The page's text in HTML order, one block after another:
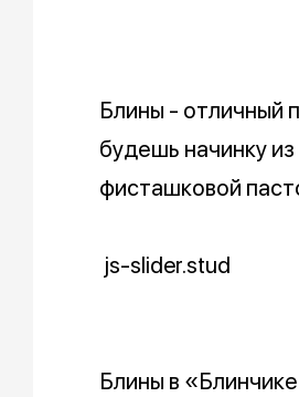
Блины - отличный
будешь начинку
фисташковой
js-slider.stud
Блины в